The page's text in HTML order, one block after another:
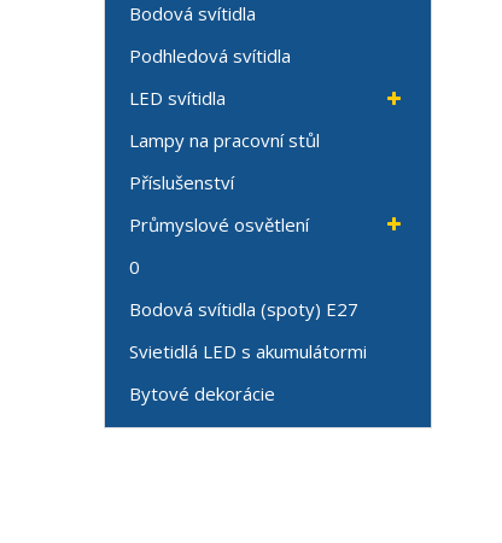
Bodová svítidla
Podhledová svítidla
LED svítidla
Lampy na pracovní stůl
Příslušenství
Průmyslové osvětlení
0
Bodová svítidla (spoty) E27
Svietidlá LED s akumulátormi
Bytové dekorácie